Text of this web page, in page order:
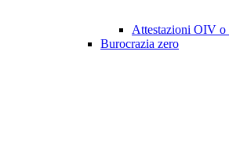
Attestazioni OIV o
Burocrazia zero